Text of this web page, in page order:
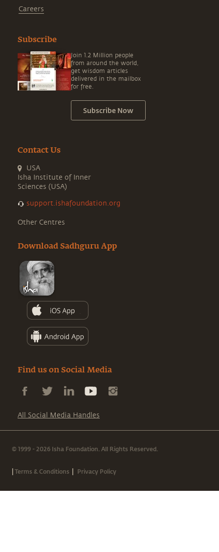
Careers
Subscribe
Join 1.2 Million people
from around the world,
get wisdom articles
delivered in the mailbox
for free.
Subscribe Now
Contact Us
USA
Isha Institute of Inner
Sciences (USA)
support.ishafoundation.org
Other Centres
Download Sadhguru App
Find us on Social Media
All Social Media Handles
© 1999 - 2026 Isha Foundation. All Rights Reserved.
|Terms & Conditions | Privacy Policy